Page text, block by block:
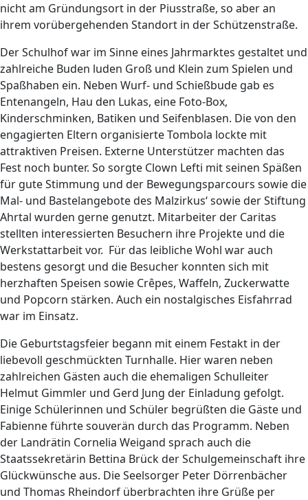
nicht am Gründungsort in der Piusstraße, so aber an
ihrem vorübergehenden Standort in der Schützenstraße.
Der Schulhof war im Sinne eines Jahrmarktes gestaltet und
zahlreiche Buden luden Groß und Klein zum Spielen und
Spaßhaben ein. Neben Wurf- und Schießbude gab es
Entenangeln, Hau den Lukas, eine Foto-Box,
Kinderschminken, Batiken und Seifenblasen. Die von den
engagierten Eltern organisierte Tombola lockte mit
attraktiven Preisen. Externe Unterstützer machten das
Fest noch bunter. So sorgte Clown Lefti mit seinen Späßen
für gute Stimmung und der Bewegungsparcours sowie die
Mal- und Bastelangebote des Malzirkus‘ sowie der Stiftung
Ahrtal wurden gerne genutzt. Mitarbeiter der Caritas
stellten interessierten Besuchern ihre Projekte und die
Werkstattarbeit vor. Für das leibliche Wohl war auch
bestens gesorgt und die Besucher konnten sich mit
herzhaften Speisen sowie Crêpes, Waffeln, Zuckerwatte
und Popcorn stärken. Auch ein nostalgisches Eisfahrrad
war im Einsatz.
Die Geburtstagsfeier begann mit einem Festakt in der
liebevoll geschmückten Turnhalle. Hier waren neben
zahlreichen Gästen auch die ehemaligen Schulleiter
Helmut Gimmler und Gerd Jung der Einladung gefolgt.
Einige Schülerinnen und Schüler begrüßten die Gäste und
Fabienne führte souverän durch das Programm. Neben
der Landrätin Cornelia Weigand sprach auch die
Staatssekretärin Bettina Brück der Schulgemeinschaft ihre
Glückwünsche aus. Die Seelsorger Peter Dörrenbächer
und Thomas Rheindorf überbrachten ihre Grüße per